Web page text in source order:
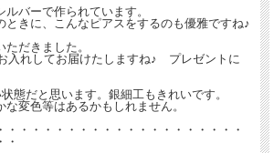
バーで作られています。
ときに、こんなピアスをするのも優雅ですね♪
だきました。
入れしてお届けたしますね♪ プレゼントに
態だと思います。銀細工もきれいです。
変色等はあるかもしれません。
・・・・・・・・・・・・・・・・・・・・
・